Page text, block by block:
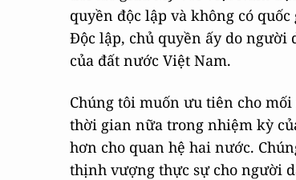
quyền độc lập và không có
Độc lập, chủ quyền ấy do người
của đất nước Việt Nam.
Chúng tôi muốn ưu tiên cho
thời gian nữa trong nhiệm kỳ
hơn cho quan hệ hai nước.
thịnh vượng thực sự cho người